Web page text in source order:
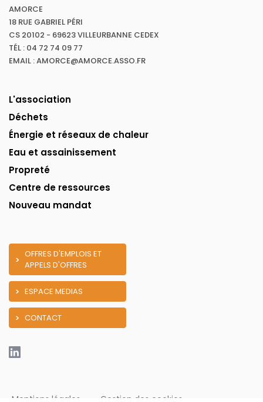
AMORCE
18 RUE GABRIEL PÉRI
CS 20102 - 69623 VILLEURBANNE CEDEX
TÉL : 04 72 74 09 77
EMAIL : AMORCE@AMORCE.ASSO.FR
L'association
Déchets
Énergie et réseaux de chaleur
Eau et assainissement
Propreté
Centre de ressources
Nouveau mandat
OFFRES D'EMPLOIS ET
APPELS D'OFFRES
ESPACE MEDIAS
CONTACT
Mentions légales Gestion des cookies